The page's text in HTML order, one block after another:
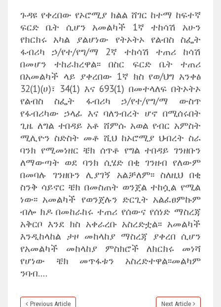
ጉዳዩ የቀረበው የኦሮሚያ ክልል ሸገር ከተማ ከፍተኛ
ፍርድ ቤት ሲሆን አመልካች 1ኛ ተከሳሽ አሁን
የክርክሩ አካል ያልሆነው የትኦትኦ የልብስ ስፌት
ፋብሪካ ኃ/የተ/የግ/ማ 2ኛ ተከሳሽ ተጠሪ ከሳሽ
በመሆን ተከራክረዋል፡፡ በስር ፍርድ ቤት ተጠሪ
በአመልካች ላይ ያቀረበው 1ኛ ክስ የወ/ህግ አንቀፅ
32(1)(ሀ)፣ 34(1) እና 693(1) በመተላለፍ በትኦትኦ
የልብስ ስፌት ፋብሪካ ኃ/የተ/የግ/ማ ውስጥ
የፋብሪካው ኃላፊ እና ባለንብረት ሆኖ በሚሰሩበት
ጊዜ ለግል ተበዳይ አቶ ሸምሱ አወል የብር አምስት
ሚሊዮን ስድስት መቶ ሺህ ከኦሮሚያ ህብረት ስራ
ባንክ የሚመነዘር ቼክ ሰጥቶ የግል ተበዳይ ገንዘቡን
ለማውጣት ወደ ባንክ ሲሄድ በቂ ገንዘብ የለውም
በመባሉ ገንዘቡን ሊያገኝ አልቻለም፡፡ ስለዚህ በቂ
ስንቅ ሳይኖር ቼክ በመስጠት ወንጀል ተከሷል የሚል
ነው፡፡ አመልካች የወንጀሉን ድርጊት አልፈፀምኩም
ብሎ ክዶ በመከራከሩ ተጠሪ የሰውና የሰነድ ማስረጃ
አቅርቦ እንደ ክስ አቀራረቡ አስረድቷል፡፡ አመልካች
እንዲከላከል ታዞ መከላከያ ማስረጃ ያቀረበ ሲሆን
የአመልካች መከላከያ ምስክሮች ለክርክሩ መነሻ
የሆነው ቼክ መጥፋቱን አስረድተዋል፡፡መልካም
ንባብ….
Previous Article Next Article